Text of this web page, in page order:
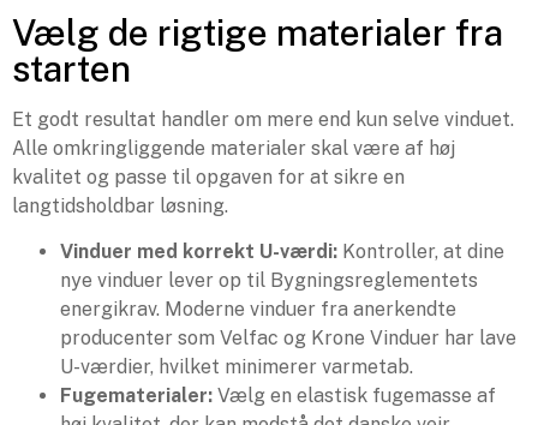
Vælg de rigtige materialer fra
starten
Et godt resultat handler om mere end kun selve vinduet.
Alle omkringliggende materialer skal være af høj
kvalitet og passe til opgaven for at sikre en
langtidsholdbar løsning.
Vinduer med korrekt U-værdi: Kontroller, at dine
nye vinduer lever op til Bygningsreglementets
energikrav. Moderne vinduer fra anerkendte
producenter som Velfac og Krone Vinduer har lave
U-værdier, hvilket minimerer varmetab.
Fugematerialer: Vælg en elastisk fugemasse af